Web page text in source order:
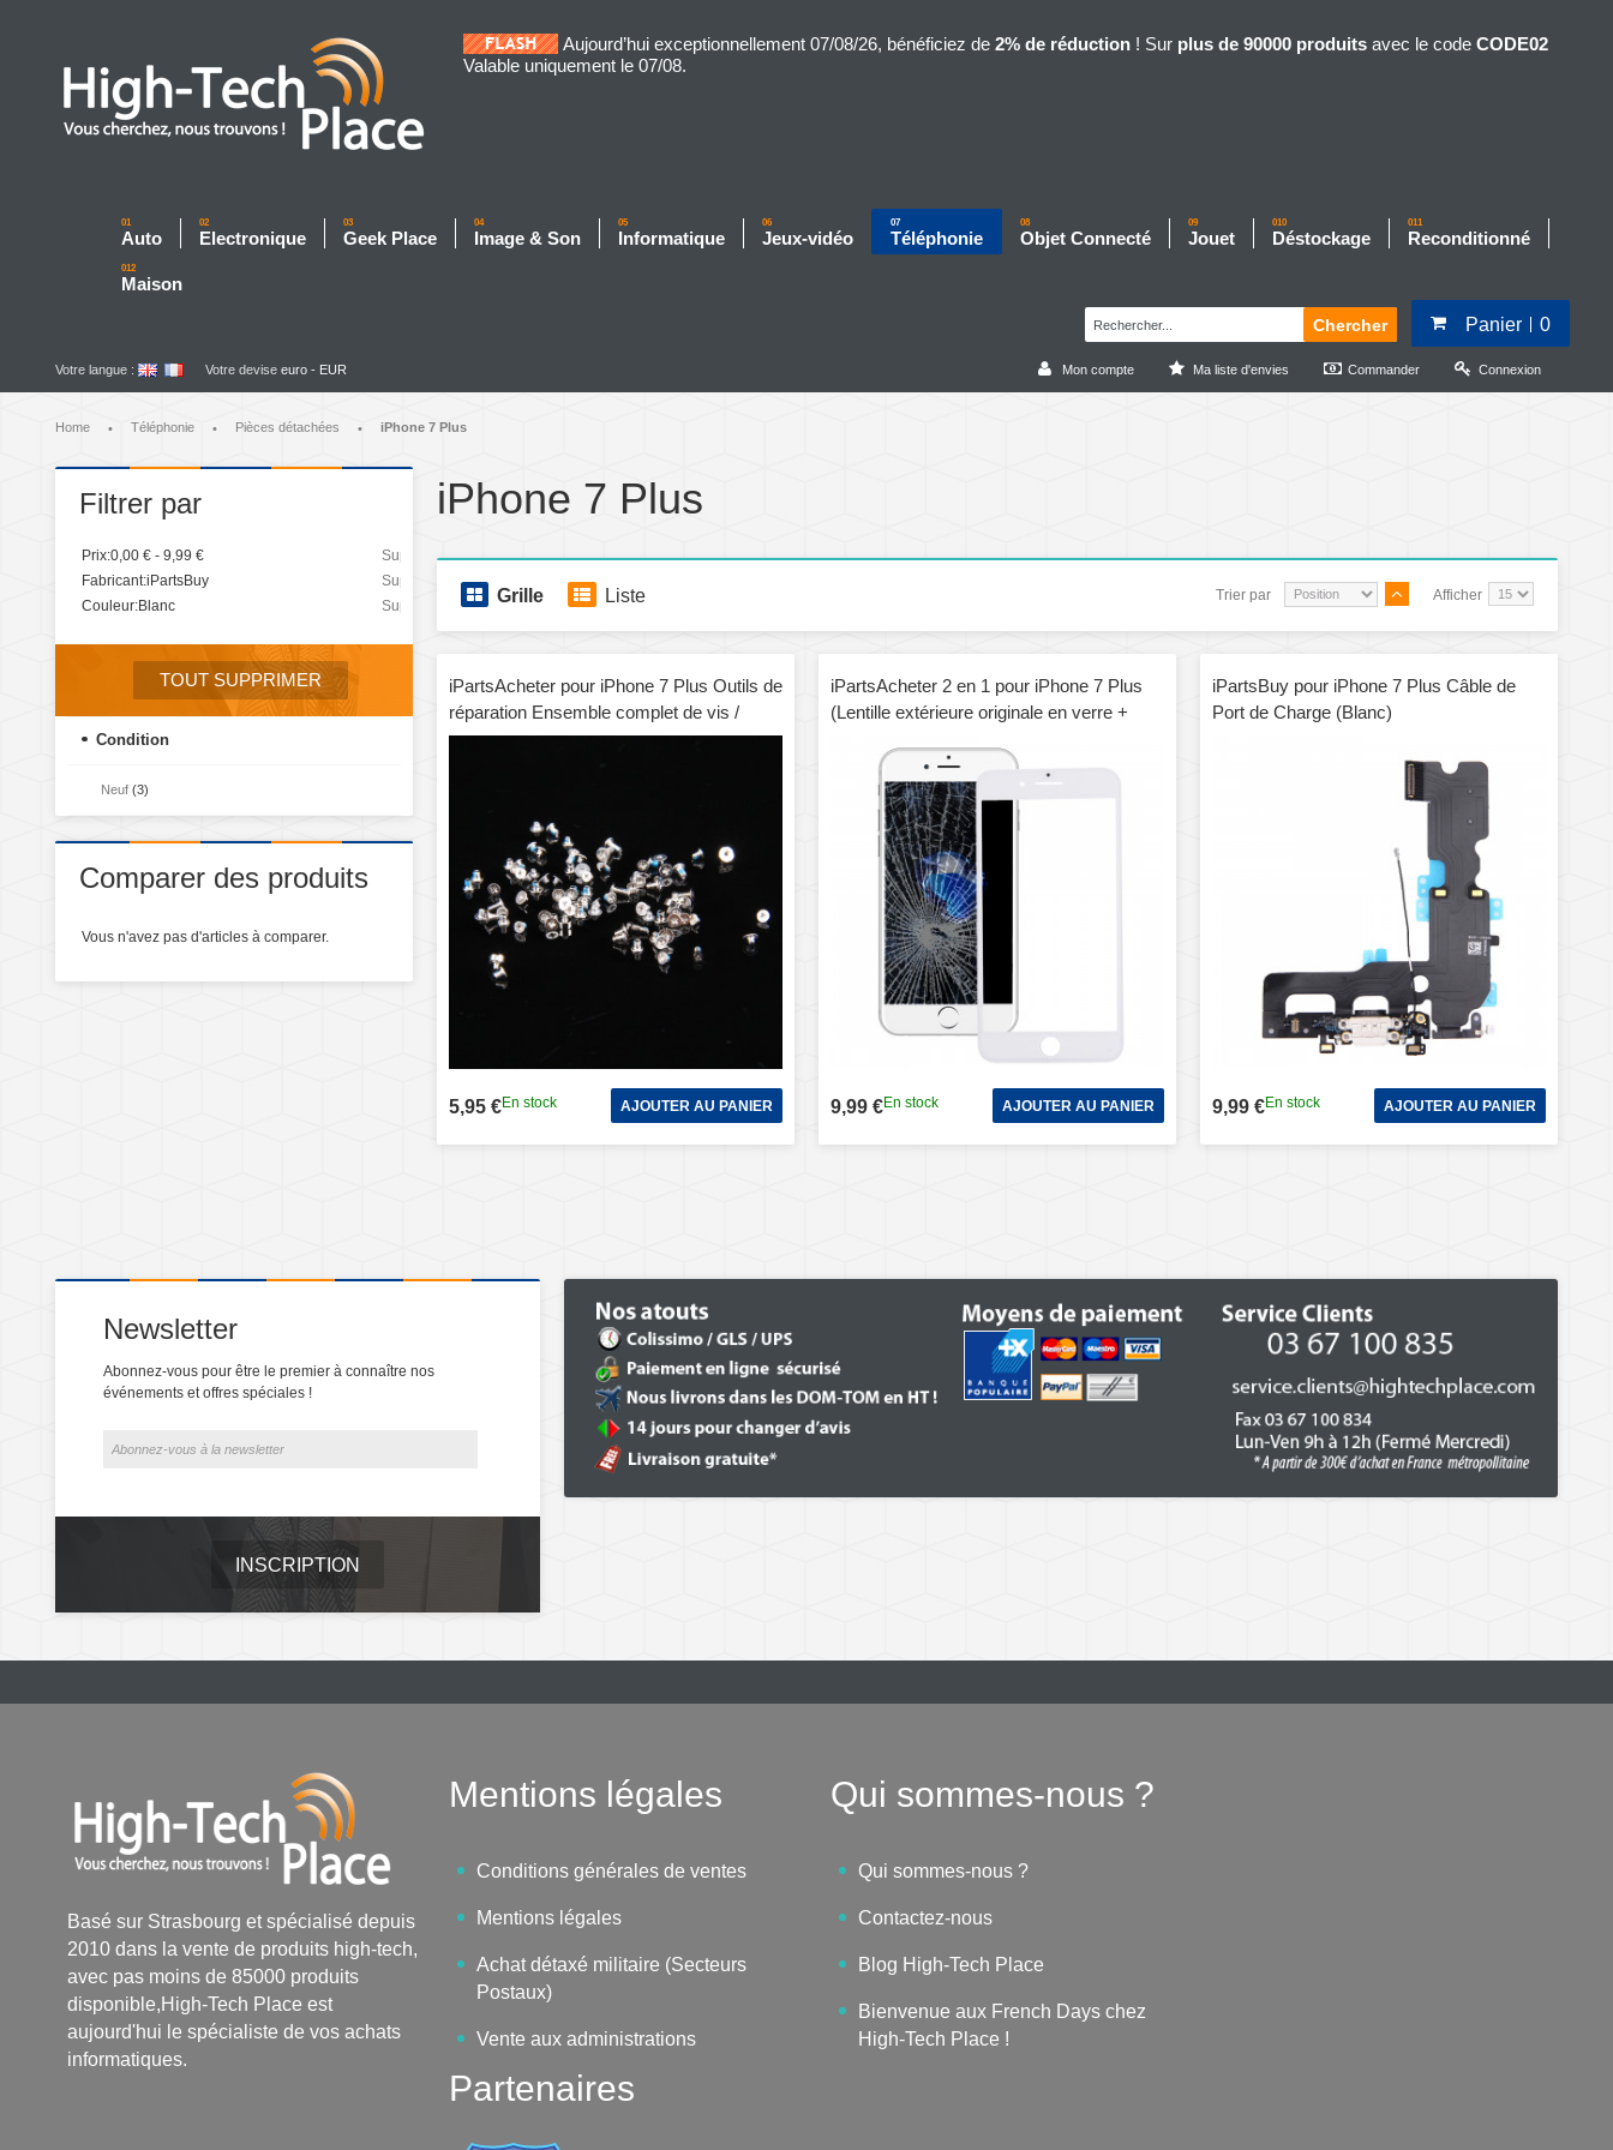
Aujourd’hui exceptionnellement 07/08/26, bénéficiez de 2% de réduction ! Sur plus de 90000 produits avec le code CODE02
Valable uniquement le 07/08.
01
Auto
02
Electronique
03
Geek Place
04
Image & Son
05
Informatique
06
Jeux-vidéo
07
Téléphonie
08
Objet Connecté
09
Jouet
010
Déstockage
011
Reconditionné
012
Maison
Panier
0
Chercher
Mon compte Ma liste d'envies Commander Connexion
Votre langue : Votre devise euro - EUR
Home • Téléphonie • Pièces détachées • iPhone 7 Plus
iPhone 7 Plus
Grille Liste Afficher
Trier par
iPartsAcheter pour iPhone 7 Plus Outils de
réparation Ensemble complet de vis /
boulons (blanc)
5,95 €En stock AJOUTER AU PANIER
iPartsAcheter 2 en 1 pour iPhone 7 Plus
(Lentille extérieure originale en verre +
9,99 €En stock AJOUTER AU PANIER
iPartsBuy pour iPhone 7 Plus Câble de
Port de Charge (Blanc)
9,99 €En stock AJOUTER AU PANIER
Filtrer par
Prix:0,00 € - 9,99 €
Supprimer
cet
élément
Fabricant:iPartsBuy
Supprimer
cet
Couleur:Blanc
Supprimer
élément
TOUT SUPPRIMER
Condition
Neuf (3)
Comparer des produits
Vous n'avez pas d'articles à comparer.
Newsletter
Abonnez-vous pour être le premier à connaître nos
événements et offres spéciales !
INSCRIPTION
Basé sur Strasbourg et spécialisé depuis
2010 dans la vente de produits high-tech,
avec pas moins de 85000 produits
disponible,High-Tech Place est
aujourd'hui le spécialiste de vos achats
informatiques.
Mentions légales
Conditions générales de ventes
Mentions légales
Achat détaxé militaire (Secteurs
Postaux)
Vente aux administrations
Qui sommes-nous ?
Qui sommes-nous ?
Contactez-nous
Blog High-Tech Place
Bienvenue aux French Days chez
High-Tech Place !
Partenaires